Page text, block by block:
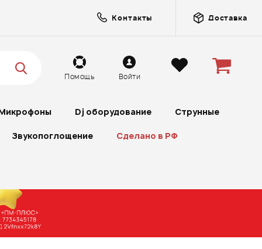
Контакты Доставка
Помощь Войти
Dj оборудование Струнные
Звукопоглощение Сделано в РФ